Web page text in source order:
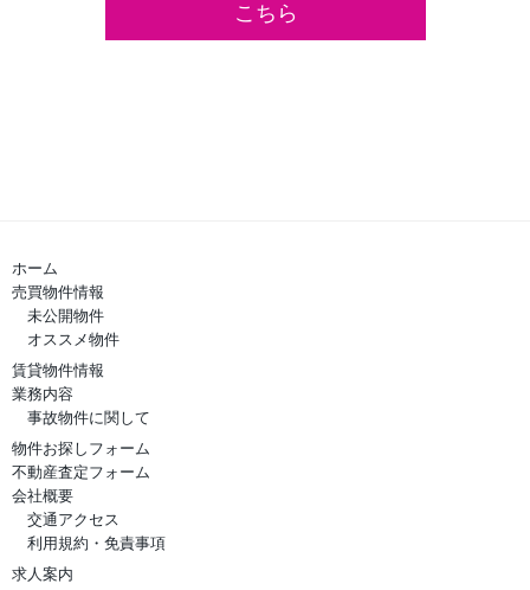
こちら
ホーム
売買物件情報
未公開物件
オススメ物件
賃貸物件情報
業務内容
事故物件に関して
物件お探しフォーム
不動産査定フォーム
会社概要
交通アクセス
利用規約・免責事項
求人案内